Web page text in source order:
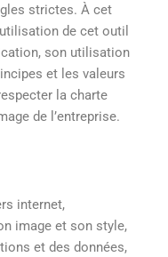
strictes. À cet
de cet outil
son utilisation
et les valeurs
la charte
de l’entreprise.
internet,
image et son style,
et des données,